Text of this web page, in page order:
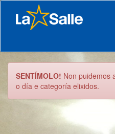
SENTÍMOLO! Non puidemos
o día e categoría elixidos.